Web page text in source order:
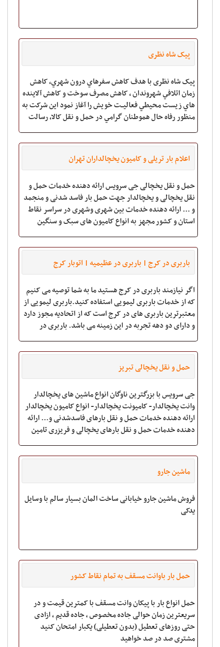
پیک شاه نظری
پيک شاه نظری با هدف کاهش سفرهاي درون شهري، کاهش
زمان اتلافي شهروندان ، کاهش مصرف سوخت و کاهش آلاينده
هاي زيست محيطي فعاليــت خويش را آغاز نمود اين شرکت به
منظور رفاه حال هموطنان گرامي در حمل و نقل کالا، رسالت
اعلام بار تریلی و کامیون یخچالداران تهران
حمل و نقل یخچالی جی سرویس ارائه دهنده خدمات حمل و
نقل یخچالی و یخچالدار جهت حمل بار فاسد شدنی و منجمد
و ... ارائه دهنده خدمات بین شهری وشهری در سراسر نقاط
استان و کشور مجهز به انواع کامیون های سبک و سنگین
باربری در کرج | باربری در عظیمیه | اتوبار کرج
اگر نیازمند باربری در کرج هستید ما به شما توصیه می کنیم
که از خدمات باربری لیمویی استفاده کنید.باربری لیمویی از
معتبرترین باربری های در کرج است که از اتحادیه مجوز دارد
و دارای دو دهه تجربه در این زمینه می باشد. باربری در
حمل و نقل یخچالی تبریز
جی سرویس با بزرگترین ناوگان انواع ماشین های یخچالدار
وانت یخچالدار- کامیونت یخچالدار- انواع کامیون یخچالدار
ارائه دهنده خدمات حمل و نقل بارهای فاسدشدنی و... ارائه
دهنده خدمات حمل و نقل بارهای یخچالی و فریزری تامین
ماشین جارو
فروش ماشین جارو خیابانی ساخت المان بسیار سالم با وسایل
یدکی
حمل بار باوانت مسقف به تمام نقاط کشور
حمل انواع بار با پیکان وانت مسقف با کمترین قیمت و در
سریعترین زمان حوالی جاده مخصوص ، جاده قدیم ، ازادی
حتی روزهای تعطیل (بدون تعطیلی) یکبار امتحان کنید
مشتری صد در صد خواهید